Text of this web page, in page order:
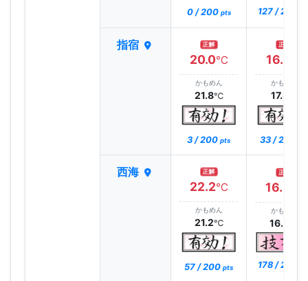
0 / 200 pts 127 / 200
指宿 正解
20.0℃
かもめん
21.8℃
3 / 200 pts
正解
16.6
かもめん
17.8
33 / 200
西海 正解
22.2℃
かもめん
21.2℃
57 / 200 pts
正解
16.3
かもめん
16.6
178 / 200